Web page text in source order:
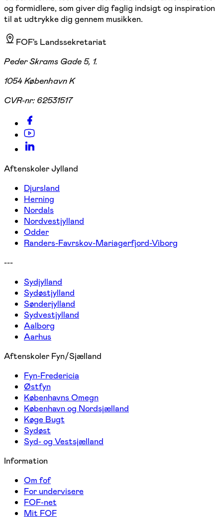
og formidlere, som giver dig faglig indsigt og inspiration
til at udtrykke dig gennem musikken.
FOF's Landssekretariat
Peder Skrams Gade 5, 1.
1054 København K
CVR-nr: 62531517
Aftenskoler Jylland
Djursland
Herning
Nordals
Nordvestjylland
Odder
Randers-Favrskov-Mariagerfjord-Viborg
---
Sydjylland
Sydøstjylland
Sønderjylland
Sydvestjylland
Aalborg
Aarhus
Aftenskoler Fyn/Sjælland
Fyn-Fredericia
Østfyn
Københavns Omegn
København og Nordsjælland
Køge Bugt
Sydøst
Syd- og Vestsjælland
Information
Om fof
For undervisere
FOF-net
Mit FOF